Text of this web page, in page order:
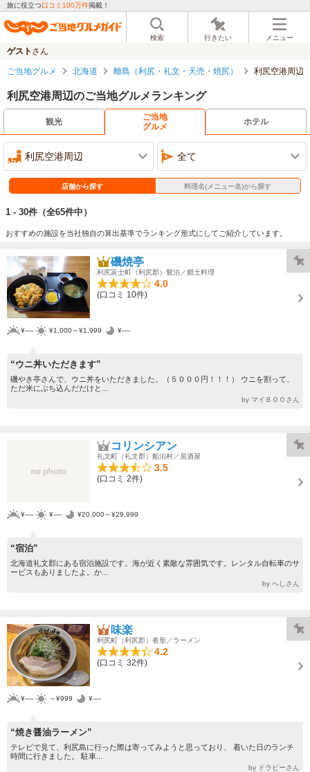
旅に役立つ口コミ100万件掲載！
検索 行きたい メニュー
ゲスト さん
ご当地グルメ 北海道 離島（利尻・礼文・天売・焼尻） 利尻空港周辺
利尻空港周辺のご当地グルメランキング
観光
ご当地
グルメ
ホテル
利尻空港周辺 全て
店舗から探す 料理名(メニュー名)から探す
1 - 30件 （全65件中）
おすすめの施設を当社独自の算出基準でランキング形式にしてご紹介しています。
磯焼亭
利尻富士町（利尻郡）鴛泊／郷土料理
4.0
(口コミ 10件)
¥---- ¥1,000～¥1,999 ¥----
“ウニ丼いただきます”
磯やき亭さんで、ウニ丼をいただきました。（５０００円！！！） ウニを割って、
ただ米にぶち込んだだけと...
by マイＢＯＯさん
コリンシアン
礼文町（礼文郡）船泊村／居酒屋
3.5
(口コミ 2件)
¥---- ¥---- ¥20,000～¥29,999
“宿泊”
北海道礼文郡にある宿泊施設です。海が近く素敵な雰囲気です。レンタル自転車のサ
ービスもありましたよ。か...
by へしさん
味楽
利尻町（利尻郡）沓形／ラーメン
4.2
(口コミ 32件)
¥---- ～¥999 ¥----
“焼き醤油ラーメン”
テレビで見て、利尻島に行った際は寄ってみようと思っており、 着いた日のランチ
時間に行きました。 駐車...
by ドラピーさん